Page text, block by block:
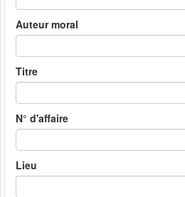
Auteur moral
Titre
N° d'affaire
Lieu